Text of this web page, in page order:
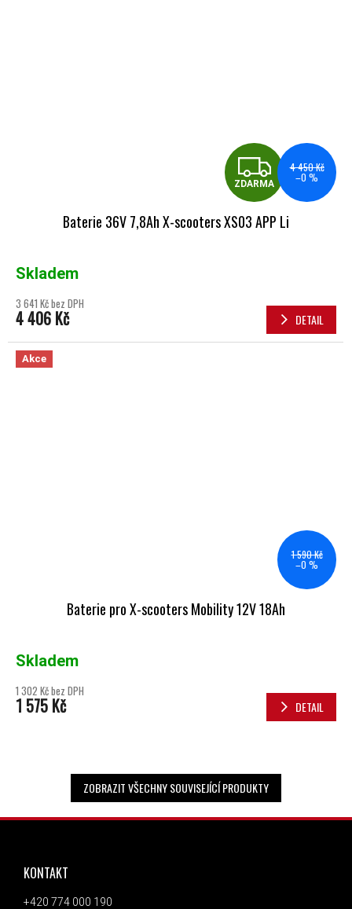
ZDARMA
4 450 Kč
–0 %
Baterie 36V 7,8Ah X-scooters XS03 APP Li
Skladem
3 641 Kč bez DPH
4 406 Kč DETAIL
Akce
1 590 Kč
–0 %
Baterie pro X-scooters Mobility 12V 18Ah
Skladem
1 302 Kč bez DPH
1 575 Kč DETAIL
ZOBRAZIT VŠECHNY SOUVISEJÍCÍ PRODUKTY
ZÁPATÍ
KONTAKT
+420 774 000 190